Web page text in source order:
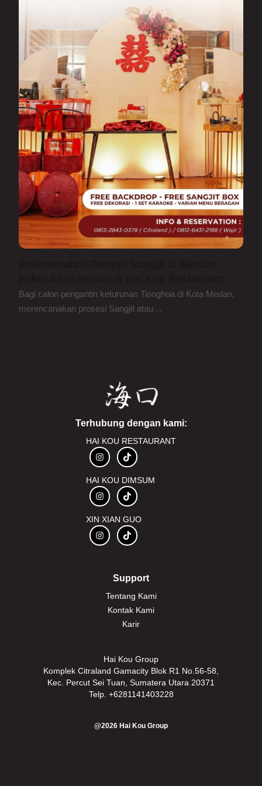
Bagi calon pengantin keturunan Tionghoa di Kota Medan,
merencanakan prosesi Sangjit atau…
Terhubung dengan kami:
HAI KOU RESTAURANT
HAI KOU DIMSUM
XIN XIAN GUO
Support
Tentang Kami
Kontak Kami
Karir
Hai Kou Group
Komplek Citraland Gamacity Blok R1 No.56-58,
Kec. Percut Sei Tuan, Sumatera Utara 20371
Telp. +6281141403228
@2026 Hai Kou Group